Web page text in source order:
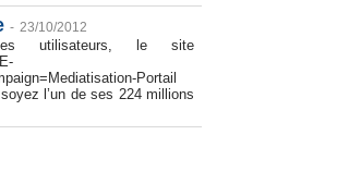
- 23/10/2012
utilisateurs, le site
Portail
l’un de ses 224 millions